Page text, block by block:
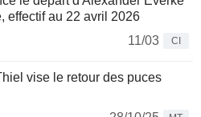
effectif au 22 avril 2026
11/03
CI
vise le retour des puces